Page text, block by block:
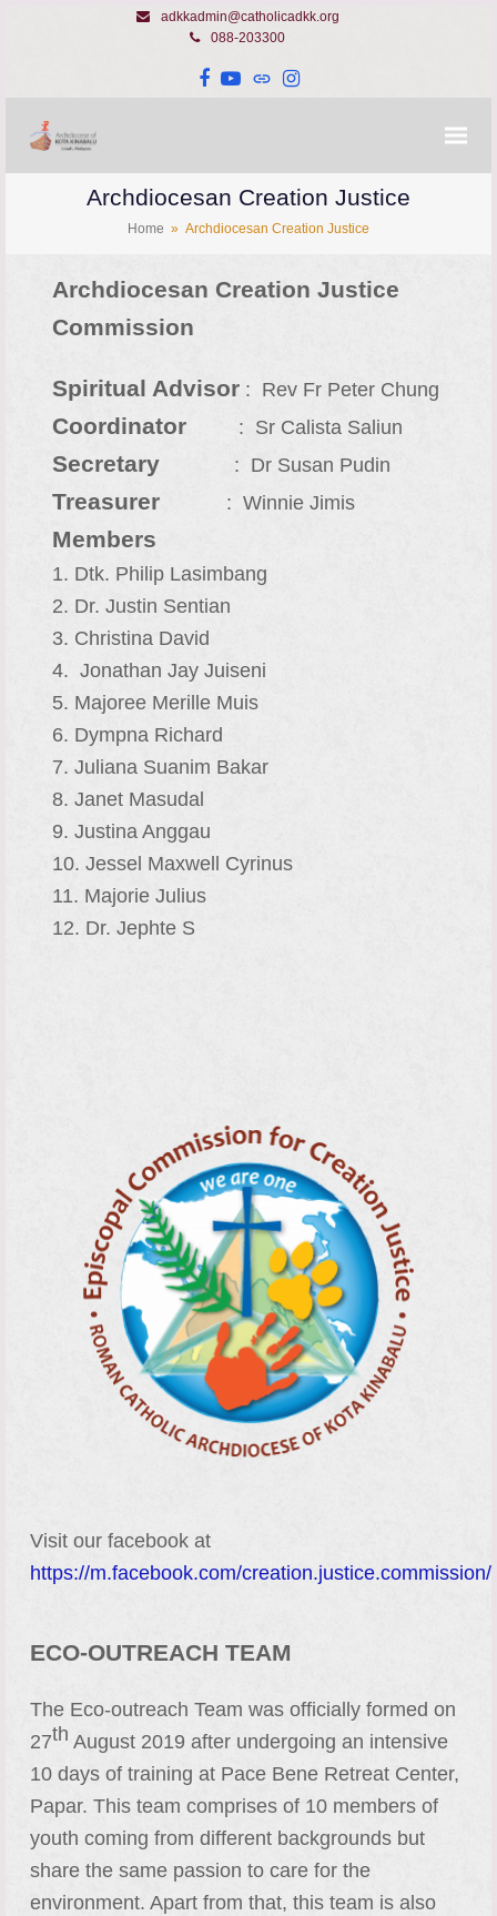
adkkadmin@catholicadkk.org
088-203300
Facebook
YouTube
WebsiteInstagram
Archdiocesan Creation Justice
Home » Archdiocesan Creation Justice
Archdiocesan Creation Justice
Commission
Spiritual Advisor: Rev Fr Peter Chung
Coordinator : Sr Calista Saliun
Secretary : Dr Susan Pudin
Treasurer: Winnie Jimis
Members
1. Dtk. Philip Lasimbang
2. Dr. Justin Sentian
3. Christina David
4. Jonathan Jay Juiseni
5. Majoree Merille Muis
6. Dympna Richard
7. Juliana Suanim Bakar
8. Janet Masudal
9. Justina Anggau
10. Jessel Maxwell Cyrinus
11. Majorie Julius
12. Dr. Jephte S
Visit our facebook at
https://m.facebook.com/creation.justice.commission/
ECO-OUTREACH TEAM
The Eco-outreach Team was officially formed on
27th August 2019 after undergoing an intensive
10 days of training at Pace Bene Retreat Center,
Papar. This team comprises of 10 members of
youth coming from different backgrounds but
share the same passion to care for the
environment. Apart from that, this team is also